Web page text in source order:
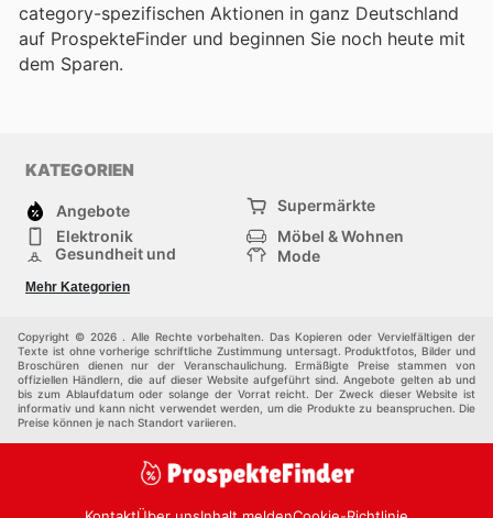
category-spezifischen Aktionen in ganz Deutschland
auf ProspekteFinder und beginnen Sie noch heute mit
dem Sparen.
KATEGORIEN
Angebote
Supermärkte
Elektronik
Möbel & Wohnen
Gesundheit und
Mode
Sportartikel und
Sportbekleidung
Einkaufzentren
Andere
Mehr Kategorien
Copyright © 2026 . Alle Rechte vorbehalten. Das Kopieren oder Vervielfältigen der
Texte ist ohne vorherige schriftliche Zustimmung untersagt. Produktfotos, Bilder und
Broschüren dienen nur der Veranschaulichung. Ermäßigte Preise stammen von
offiziellen Händlern, die auf dieser Website aufgeführt sind. Angebote gelten ab und
bis zum Ablaufdatum oder solange der Vorrat reicht. Der Zweck dieser Website ist
informativ und kann nicht verwendet werden, um die Produkte zu beanspruchen. Die
Preise können je nach Standort variieren.